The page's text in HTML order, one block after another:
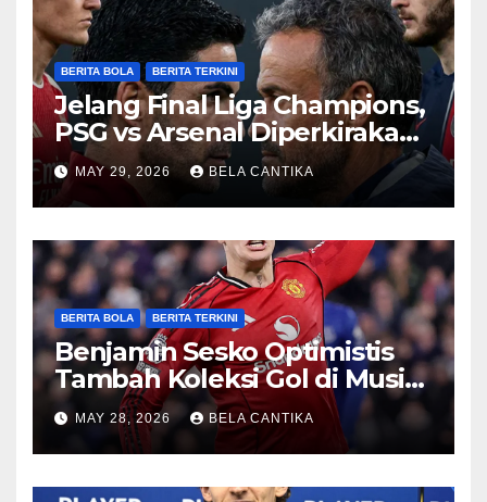
BERITA BOLA BERITA TERKINI
Jelang Final Liga Champions,
PSG vs Arsenal Diperkirakan
Sengit
MAY 29, 2026 BELA CANTIKA
BERITA BOLA BERITA TERKINI
Benjamin Sesko Optimistis
Tambah Koleksi Gol di Musim
2026/27
MAY 28, 2026 BELA CANTIKA